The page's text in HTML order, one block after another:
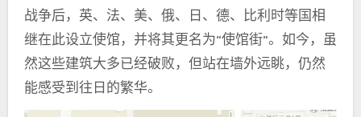
战争后，英、法、美、俄、日、德、比利时等国相
继在此设立使馆，并将其更名为“使馆街”。如今，虽
然这些建筑大多已经破败，但站在墙外远眺，仍然
能感受到往日的繁华。